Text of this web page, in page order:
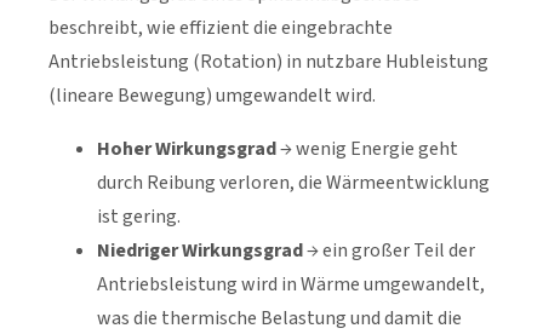
beschreibt, wie effizient die eingebrachte
Antriebsleistung (Rotation) in nutzbare Hubleistung
(lineare Bewegung) umgewandelt wird.
Hoher Wirkungsgrad→ wenig Energie geht
durch Reibung verloren, die Wärmeentwicklung
ist gering.
Niedriger Wirkungsgrad→ ein großer Teil der
Antriebsleistung wird in Wärme umgewandelt,
was die thermische Belastung und damit die